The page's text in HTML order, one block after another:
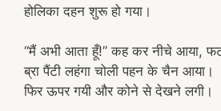
होलिका दहन शुरू हो गया।
“मैं अभी आता हूँ!” कह कर नीचे आया,
ब्रा पैंटी लहंगा चोली पहन के चैन आया।
फिर ऊपर गयी और कोने से देखने लगी।